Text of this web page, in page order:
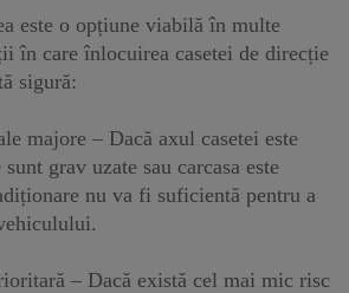
este o opțiune viabilă în multe
în care înlocuirea casetei de direcție
sigură:
majore – Dacă axul casetei este
grav uzate sau carcasa este
nu va fi suficientă pentru a
– Dacă există cel mai mic risc